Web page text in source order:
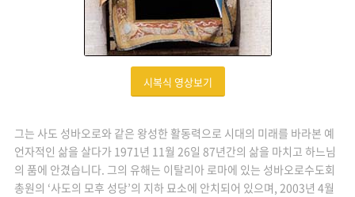
시복식 영상보기
그는 사도 성바오로와 같은 왕성한 활동력으로 시대의 미래를 바라본 예
언자적인 삶을 살다가 1971년 11월 26일 87년간의 삶을 마치고 하느님
의 품에 안겼습니다. 그의 유해는 이탈리아 로마에 있는 성바오로수도회
총원의 ‘사도의 모후 성당’의 지하 묘소에 안치되어 있으며, 2003년 4월